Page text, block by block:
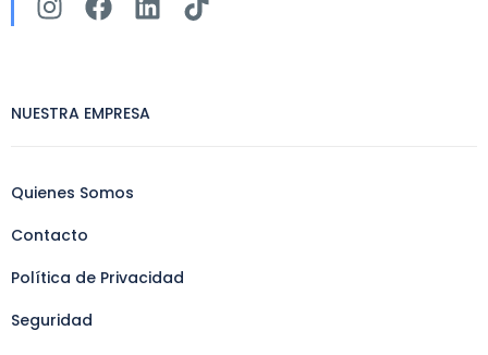
NUESTRA EMPRESA
Quienes Somos
Contacto
Política de Privacidad
Seguridad